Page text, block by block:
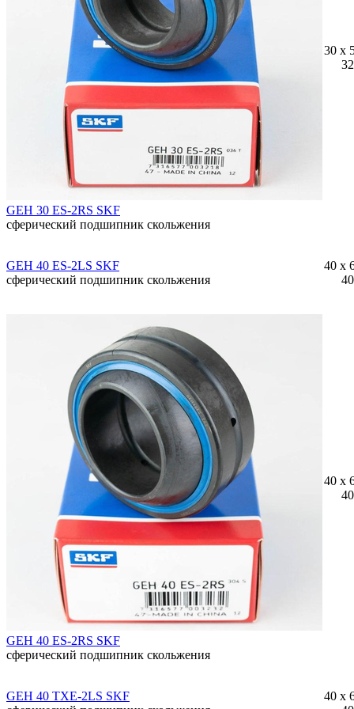
GEH 30 ES-2RS SKF
сферический подшипник скольжения
30 x
32
GEH 40 ES-2LS SKF
сферический подшипник скольжения
40 x
40
GEH 40 ES-2RS SKF
сферический подшипник скольжения
40 x
40
GEH 40 TXE-2LS SKF
40 x